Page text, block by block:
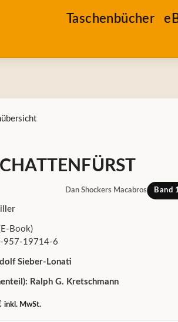
Taschenbücher
Dan Shockers Macabros Band
Book)
957-19714-6
Sieber-Lonati
Ralph G. Kretschmann
inkl. MwSt.